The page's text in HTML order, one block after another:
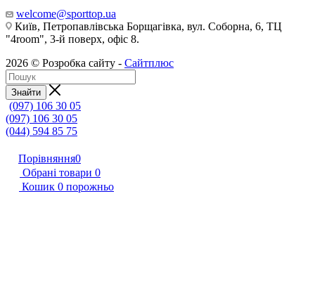
welcome@sporttop.ua
Київ, Петропавлівська Борщагівка, вул. Соборна, 6, ТЦ
"4room", 3-й поверх, офіс 8.
2026 © Розробка сайту - Сайтплюс
Знайти
(097) 106 30 05
(097) 106 30 05
(044) 594 85 75
Порівняння0
Обрані товари 0
Кошик 0 порожньо